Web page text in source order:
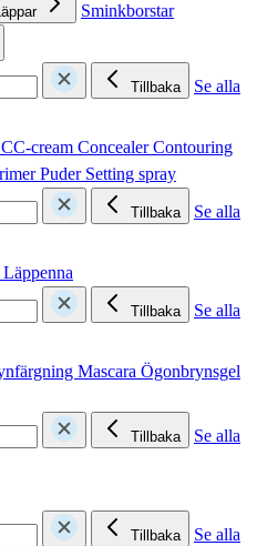
Sminkborstar
Tillbaka
Se alla
CC-cream ConcealerContouring
Puder Setting spray
Tillbaka
Se alla
Läppenna
Tillbaka
Se alla
Mascara Ögonbrynsgel
Tillbaka
Se alla
Tillbaka
Se alla